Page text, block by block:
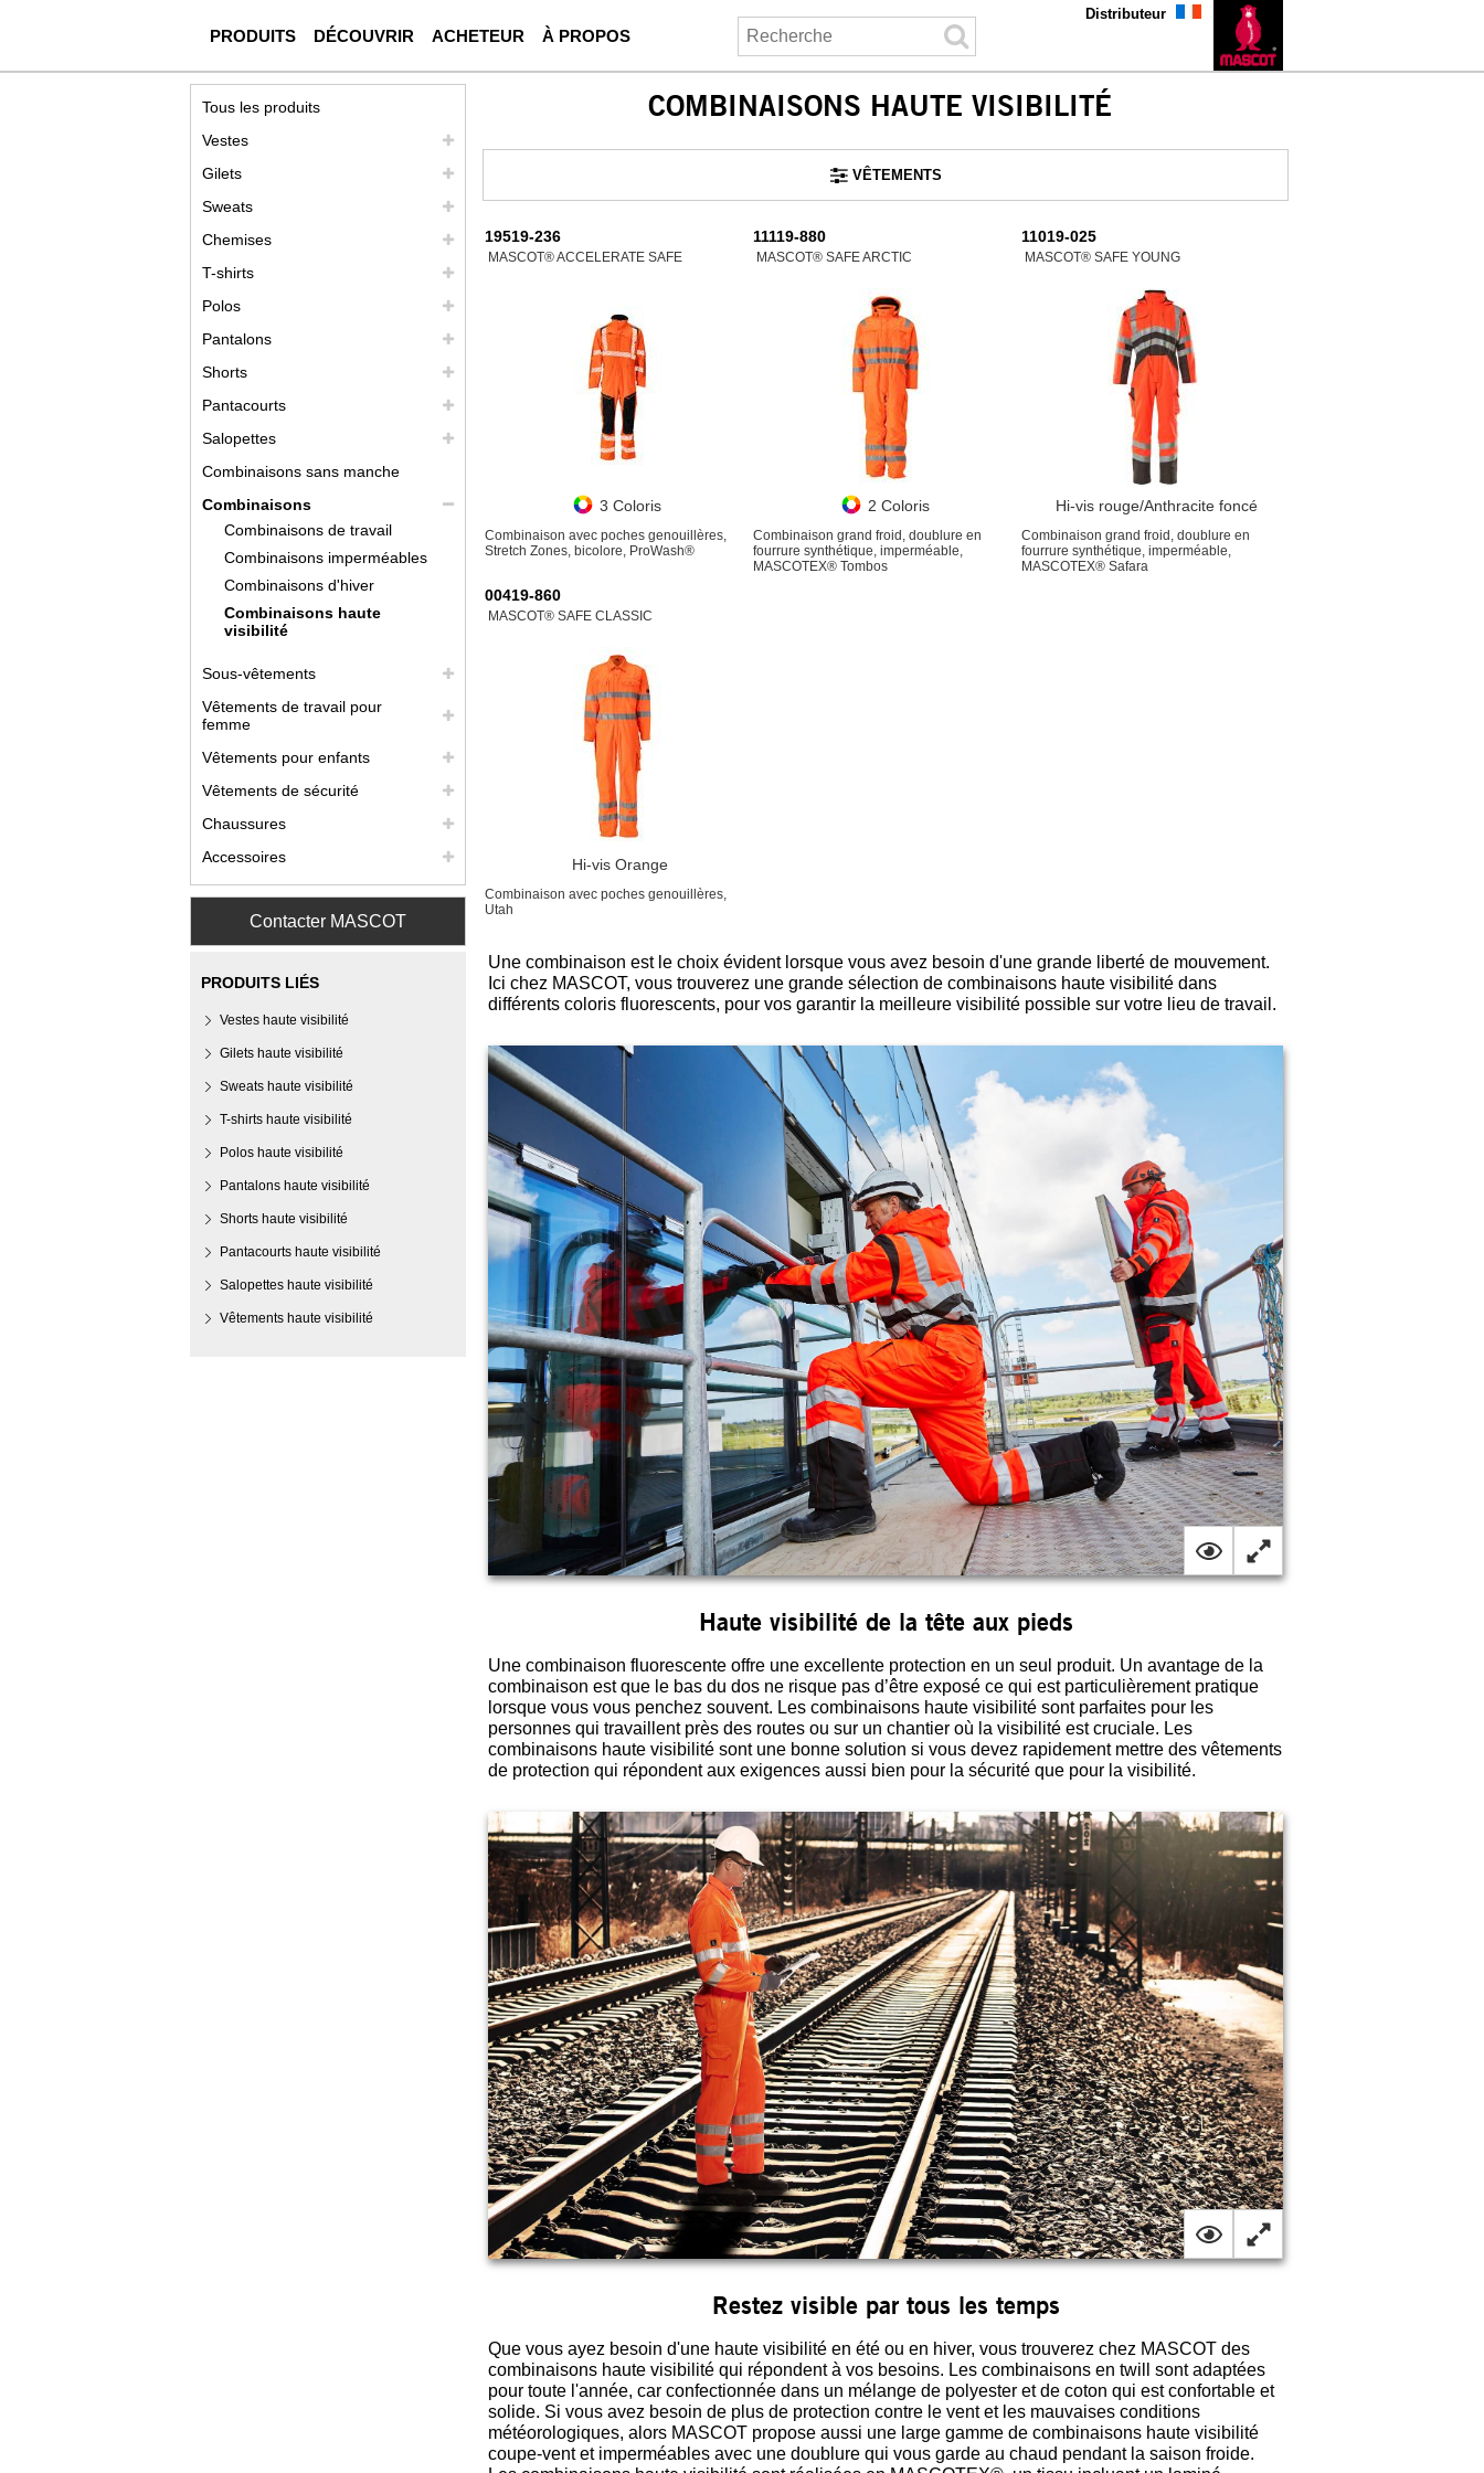
PRODUITS DÉCOUVRIR ACHETEUR À PROPOS
Distributeur
COMBINAISONS HAUTE VISIBILITÉ
VÊTEMENTS
19519-236
MASCOT® ACCELERATE SAFE
3 Coloris
Combinaison avec poches genouillères,
Stretch Zones, bicolore, ProWash®
11119-880
MASCOT® SAFE ARCTIC
2 Coloris
Combinaison grand froid, doublure en
fourrure synthétique, imperméable,
MASCOTEX® Tombos
11019-025
MASCOT® SAFE YOUNG
Hi-vis rouge/Anthracite foncé
Combinaison grand froid, doublure en
fourrure synthétique, imperméable,
MASCOTEX® Safara
00419-860
MASCOT® SAFE CLASSIC
Hi-vis Orange
Combinaison avec poches genouillères,
Utah
Une combinaison est le choix évident lorsque vous avez besoin d'une grande liberté de mouvement.
Ici chez MASCOT, vous trouverez une grande sélection de combinaisons haute visibilité dans
différents coloris fluorescents, pour vos garantir la meilleure visibilité possible sur votre lieu de travail.
Haute visibilité de la tête aux pieds
Une combinaison fluorescente offre une excellente protection en un seul produit. Un avantage de la
combinaison est que le bas du dos ne risque pas d’être exposé ce qui est particulièrement pratique
lorsque vous vous penchez souvent. Les combinaisons haute visibilité sont parfaites pour les
personnes qui travaillent près des routes ou sur un chantier où la visibilité est cruciale. Les
combinaisons haute visibilité sont une bonne solution si vous devez rapidement mettre des vêtements
de protection qui répondent aux exigences aussi bien pour la sécurité que pour la visibilité.
Restez visible par tous les temps
Que vous ayez besoin d'une haute visibilité en été ou en hiver, vous trouverez chez MASCOT des
combinaisons haute visibilité qui répondent à vos besoins. Les combinaisons en twill sont adaptées
pour toute l'année, car confectionnée dans un mélange de polyester et de coton qui est confortable et
solide. Si vous avez besoin de plus de protection contre le vent et les mauvaises conditions
météorologiques, alors MASCOT propose aussi une large gamme de combinaisons haute visibilité
coupe-vent et imperméables avec une doublure qui vous garde au chaud pendant la saison froide.
Tous les produits
Vestes
Gilets
Sweats
Chemises
T-shirts
Polos
Pantalons
Shorts
Pantacourts
Salopettes
Combinaisons sans manche
Combinaisons
Combinaisons de travail
Combinaisons imperméables
Combinaisons d'hiver
Combinaisons haute
visibilité
Sous-vêtements
Vêtements de travail pour
femme
Vêtements pour enfants
Vêtements de sécurité
Chaussures
Accessoires
Contacter MASCOT
PRODUITS LIÉS
Vestes haute visibilité
Gilets haute visibilité
Sweats haute visibilité
T-shirts haute visibilité
Polos haute visibilité
Pantalons haute visibilité
Shorts haute visibilité
Pantacourts haute visibilité
Salopettes haute visibilité
Vêtements haute visibilité